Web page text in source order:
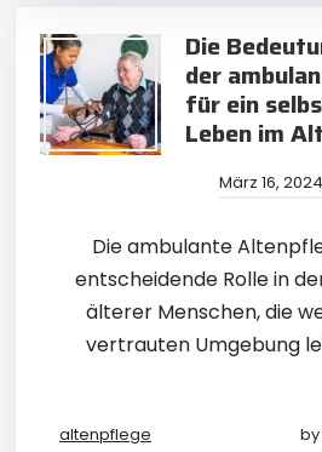
Die
der
für ein
Leben im
März 16, 2024
Die ambulante
entscheidende Rolle in
älterer Menschen, die
vertrauten Umgebung
altenpflege by